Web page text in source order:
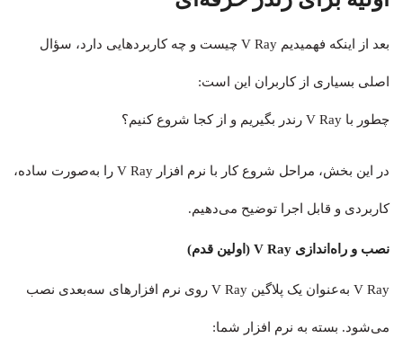
بعد از اینکه فهمیدیم V Ray چیست و چه کاربردهایی دارد، سؤال
اصلی بسیاری از کاربران این است:
چطور با V Ray رندر بگیریم و از کجا شروع کنیم؟
در این بخش، مراحل شروع کار با نرم افزار V Ray را به‌صورت ساده،
کاربردی و قابل اجرا توضیح می‌دهیم.
نصب و راه‌اندازی V Ray (اولین قدم)
V Ray به‌عنوان یک پلاگین V Ray روی نرم‌ افزارهای سه‌بعدی نصب
می‌شود. بسته به نرم‌ افزار شما: